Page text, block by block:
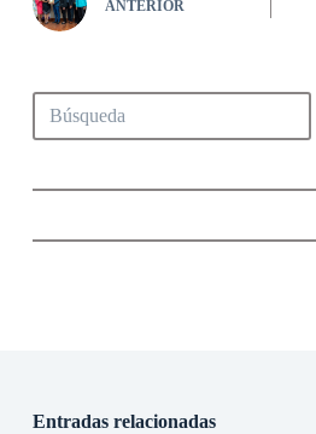
ANTERIOR
Buscar
Entradas relacionadas